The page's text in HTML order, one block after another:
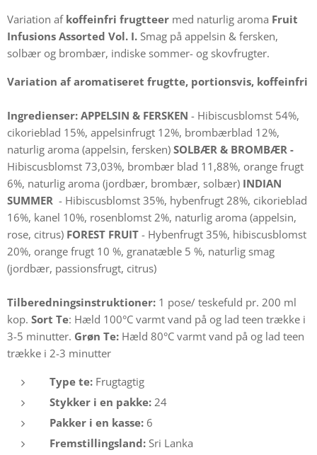
Variation af koffeinfri frugtteer med naturlig aroma Fruit
Infusions Assorted Vol. I. Smag på appelsin & fersken,
solbær og brombær, indiske sommer- og skovfrugter.
Variation af aromatiseret frugtte, portionsvis, koffeinfri
Ingredienser: APPELSIN & FERSKEN - Hibiscusblomst 54%,
cikorieblad 15%, appelsinfrugt 12%, brombærblad 12%,
naturlig aroma (appelsin, fersken) SOLBÆR & BROMBÆR -
Hibiscusblomst 73,03%, brombær blad 11,88%, orange frugt
6%, naturlig aroma (jordbær, brombær, solbær) INDIAN
SUMMER - Hibiscusblomst 35%, hybenfrugt 28%, cikorieblad
16%, kanel 10%, rosenblomst 2%, naturlig aroma (appelsin,
rose, citrus) FOREST FRUIT - Hybenfrugt 35%, hibiscusblomst
20%, orange frugt 10 %, granatæble 5 %, naturlig smag
(jordbær, passionsfrugt, citrus)
Tilberedningsinstruktioner: 1 pose/ teskefuld pr. 200 ml
kop. Sort Te: Hæld 100°C varmt vand på og lad teen trække i
3-5 minutter. Grøn Te: Hæld 80°C varmt vand på og lad teen
trække i 2-3 minutter
Type te: Frugtagtig
Stykker i en pakke: 24
Pakker i en kasse: 6
Fremstillingsland: Sri Lanka